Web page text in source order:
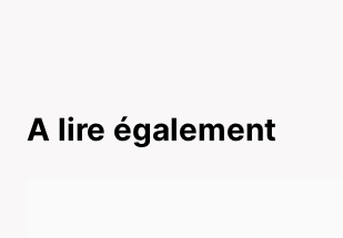
A lire également